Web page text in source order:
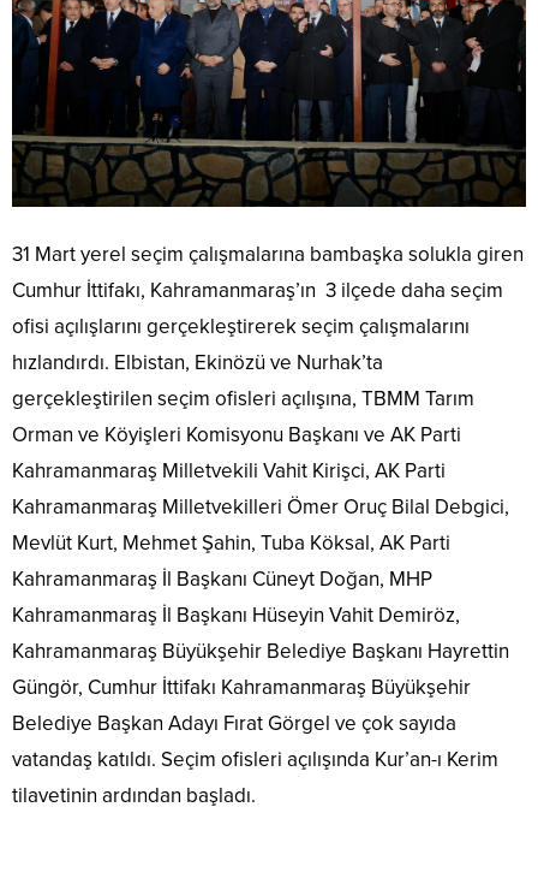
31 Mart yerel seçim çalışmalarına bambaşka solukla giren
Cumhur İttifakı, Kahramanmaraş’ın 3 ilçede daha seçim
ofisi açılışlarını gerçekleştirerek seçim çalışmalarını
hızlandırdı. Elbistan, Ekinözü ve Nurhak’ta
gerçekleştirilen seçim ofisleri açılışına, TBMM Tarım
Orman ve Köyişleri Komisyonu Başkanı ve AK Parti
Kahramanmaraş Milletvekili Vahit Kirişci, AK Parti
Kahramanmaraş Milletvekilleri Ömer Oruç Bilal Debgici,
Mevlüt Kurt, Mehmet Şahin, Tuba Köksal, AK Parti
Kahramanmaraş İl Başkanı Cüneyt Doğan, MHP
Kahramanmaraş İl Başkanı Hüseyin Vahit Demiröz,
Kahramanmaraş Büyükşehir Belediye Başkanı Hayrettin
Güngör, Cumhur İttifakı Kahramanmaraş Büyükşehir
Belediye Başkan Adayı Fırat Görgel ve çok sayıda
vatandaş katıldı. Seçim ofisleri açılışında Kur’an-ı Kerim
tilavetinin ardından başladı.